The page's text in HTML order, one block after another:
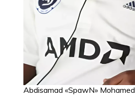
Abdisamad «SpawN» Mohamed